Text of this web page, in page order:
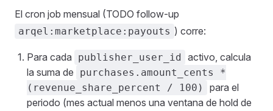
El cron job mensual (TODO follow-up
arqel:marketplace:payouts ) corre:
Para cada publisher_user_id activo, calcula
la suma de
purchases.amount_cents *
(revenue_share_percent / 100)
para el
periodo (mes actual menos una ventana de hold de